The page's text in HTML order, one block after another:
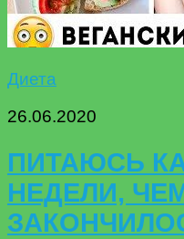
Диета
26.06.2020
ПИТАЮСЬ
НЕДЕЛИ,